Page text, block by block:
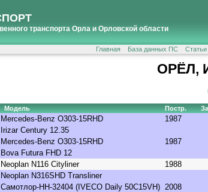
транспорта Орла и Орловской области
Главная База данных ПС
ОРЁЛ,
Модель Постр.
Mercedes-Benz O303-15RHD 1987
Irizar Century 12.35
Mercedes-Benz O303-15RHD 1987
Bova Futura FHD 12
Neoplan N116 Cityliner 1988
Neoplan N316SHD Transliner
Самотлор-НН-32404 (IVECO Daily 50C15VH) 2008